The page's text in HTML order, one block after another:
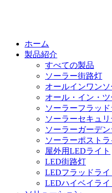
ホーム
製品紹介
すべての製品
ソーラー街路灯
オールインワン
オール・イン・
ソーラーフラッド
ソーラーセキュリ
ソーラーガーデン
ソーラーポストラ
屋外用LEDライト
LED街路灯
LEDフラッドライ
LEDハイベイライ